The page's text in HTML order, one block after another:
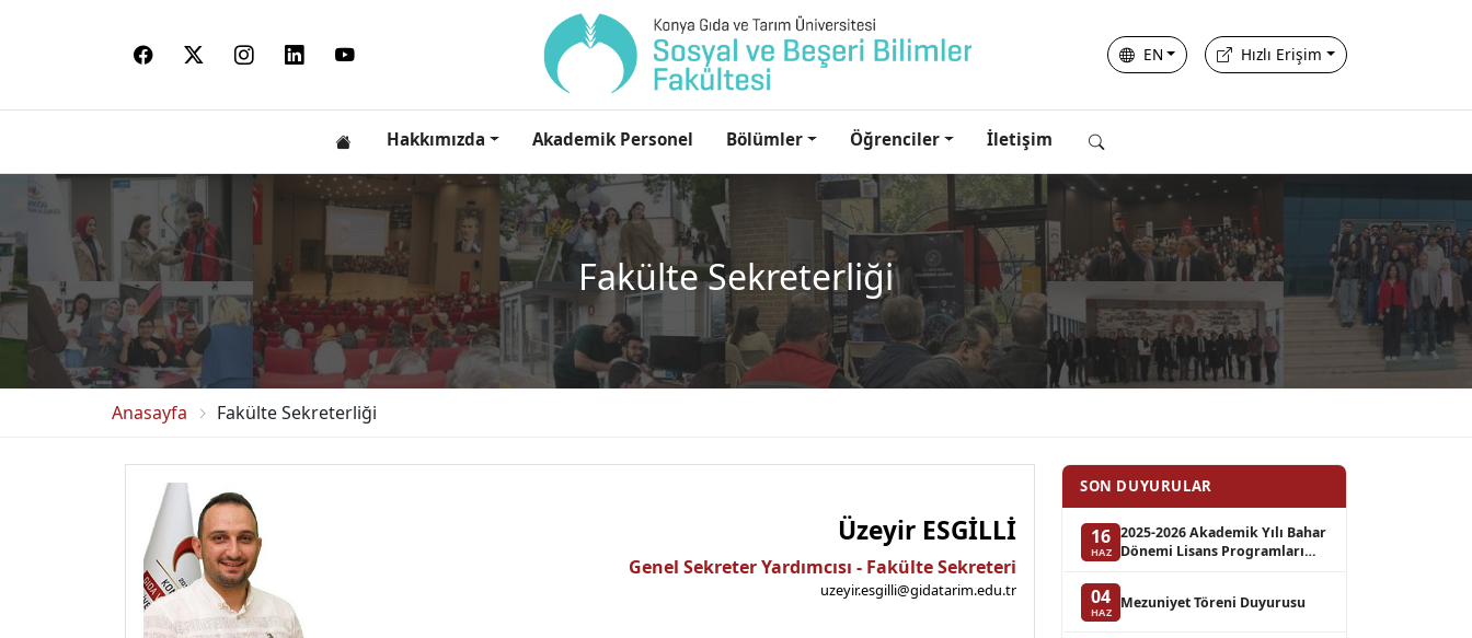
EN Hızlı Erişim
Hakkımızda Akademik Personel Bölümler Öğrenciler İletişim
Fakülte Sekreterliği
Anasayfa Fakülte Sekreterliği
Üzeyir ESGİLLİ
Genel Sekreter Yardımcısı - Fakülte Sekreteri
uzeyir.esgilli@gidatarim.edu.tr
SON DUYURULAR
16
HAZ
2025-2026 Akademik Yılı Bahar
Dönemi Lisans Programları
04
HAZ
Mezuniyet Töreni Duyurusu